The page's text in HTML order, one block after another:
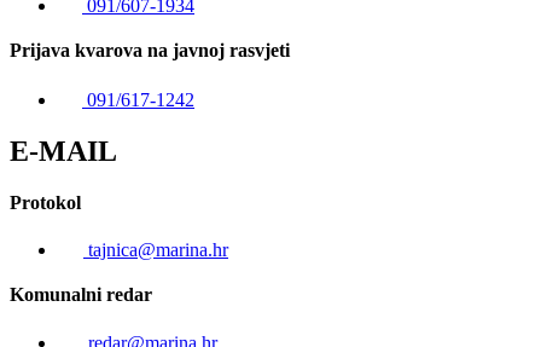
091/607-1934
Prijava kvarova na javnoj rasvjeti
091/617-1242
E-MAIL
Protokol
tajnica@marina.hr
Komunalni redar